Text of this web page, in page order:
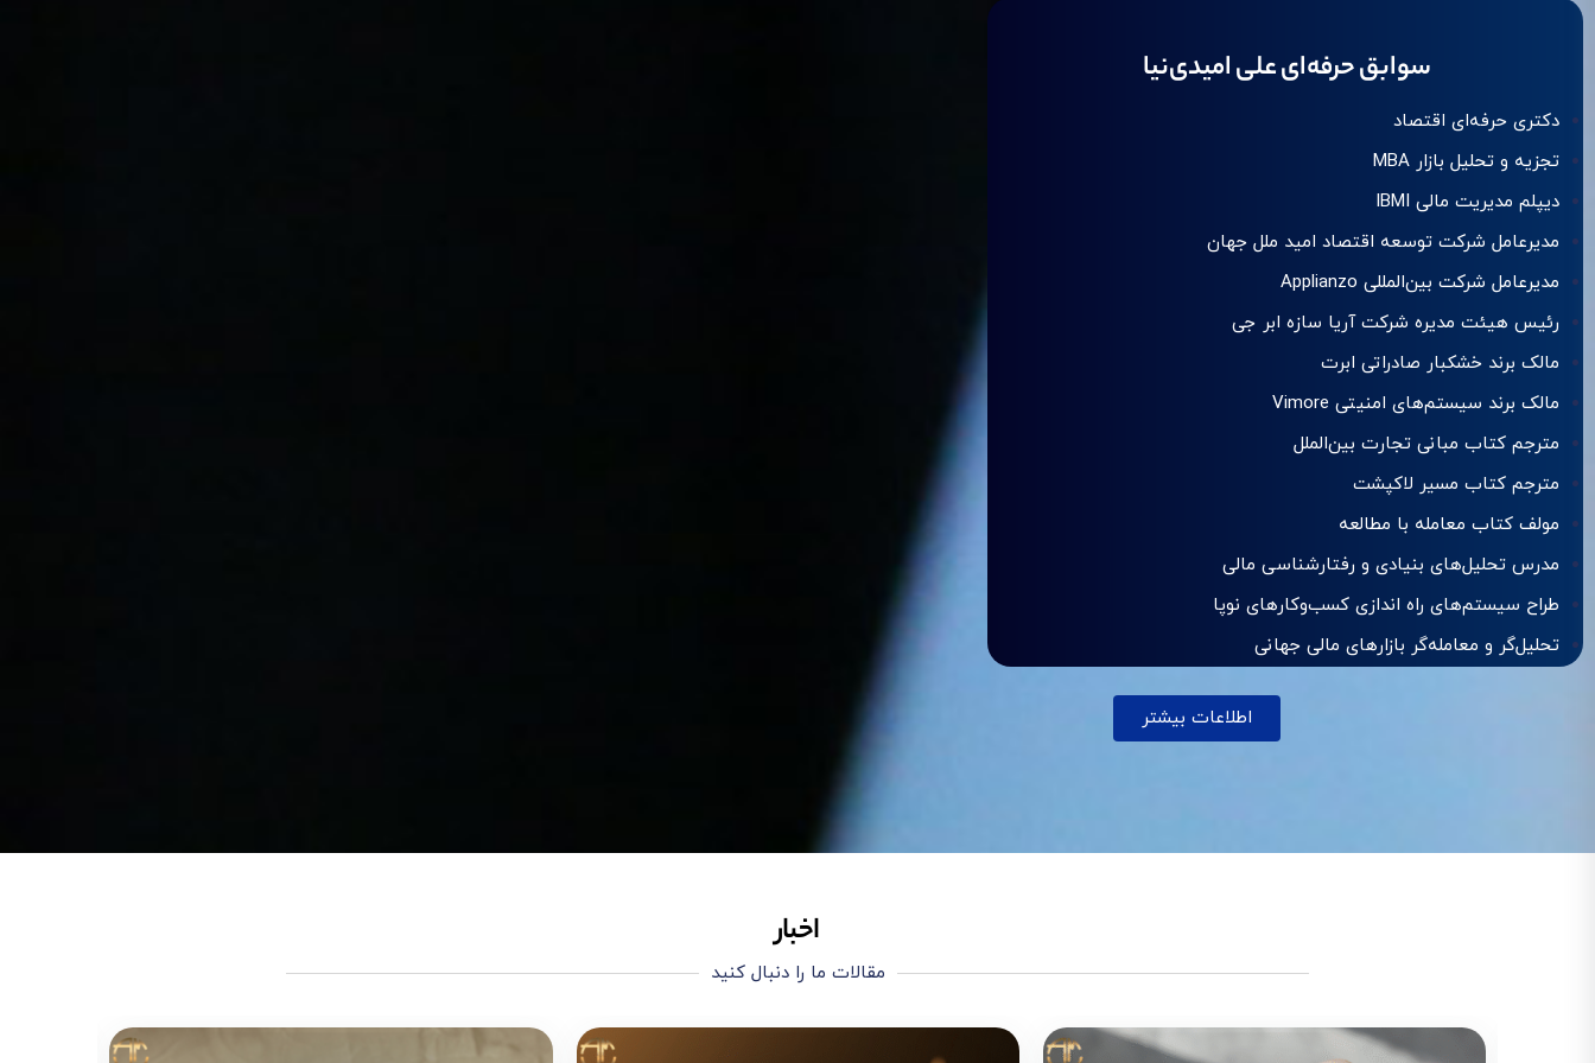
سوابق حرفه‌ای علی امیدی‌نیا
دکتری حرفه‌ای اقتصاد
تجزیه و تحلیل بازار MBA
دیپلم مدیریت مالی IBMI
مدیرعامل شرکت توسعه اقتصاد امید ملل جهان
مدیرعامل شرکت بین‌المللی Applianzo
رئیس هیئت مدیره شرکت آریا سازه ابر جی
مالک برند خشکبار صادراتی ابرت
مالک برند سیستم‌های امنیتی Vimore
مترجم کتاب مبانی تجارت بین‌الملل
مترجم کتاب مسیر لاکپشت
مولف کتاب معامله با مطالعه
مدرس تحلیل‌های بنیادی و رفتارشناسی مالی
طراح سیستم‌های راه اندازی کسب‌وکارهای نوپا
تحلیل‌گر و معامله‌گر بازارهای مالی جهانی
اطلاعات بیشتر
اخبار
مقالات ما را دنبال کنید